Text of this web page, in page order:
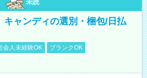
未読
キャンディの選別・梱包/日払
会人未経験OK
ブランクOK